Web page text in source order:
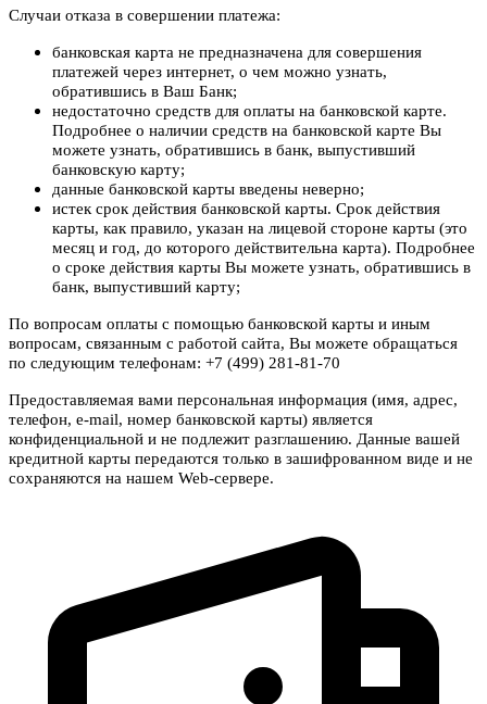
Случаи отказа в совершении платежа:
банковская карта не предназначена для совершения
платежей через интернет, о чем можно узнать,
обратившись в Ваш Банк;
недостаточно средств для оплаты на банковской карте.
Подробнее о наличии средств на банковской карте Вы
можете узнать, обратившись в банк, выпустивший
банковскую карту;
данные банковской карты введены неверно;
истек срок действия банковской карты. Срок действия
карты, как правило, указан на лицевой стороне карты (это
месяц и год, до которого действительна карта). Подробнее
о сроке действия карты Вы можете узнать, обратившись в
банк, выпустивший карту;
По вопросам оплаты с помощью банковской карты и иным
вопросам, связанным с работой сайта, Вы можете обращаться
по следующим телефонам: +7 (499) 281-81-70
Предоставляемая вами персональная информация (имя, адрес,
телефон, e-mail, номер банковской карты) является
конфиденциальной и не подлежит разглашению. Данные вашей
кредитной карты передаются только в зашифрованном виде и не
сохраняются на нашем Web-сервере.